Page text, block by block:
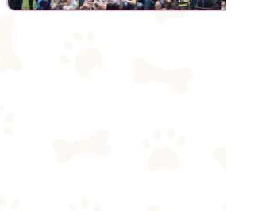
待主人極有獨占心。吉娃